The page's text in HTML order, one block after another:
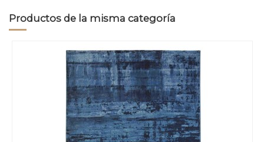
Productos de la misma categoría